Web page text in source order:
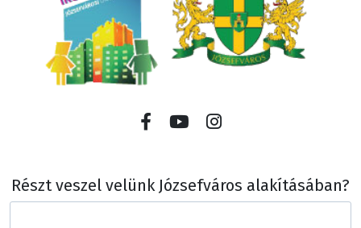
Részt veszel velünk Józsefváros alakításában?